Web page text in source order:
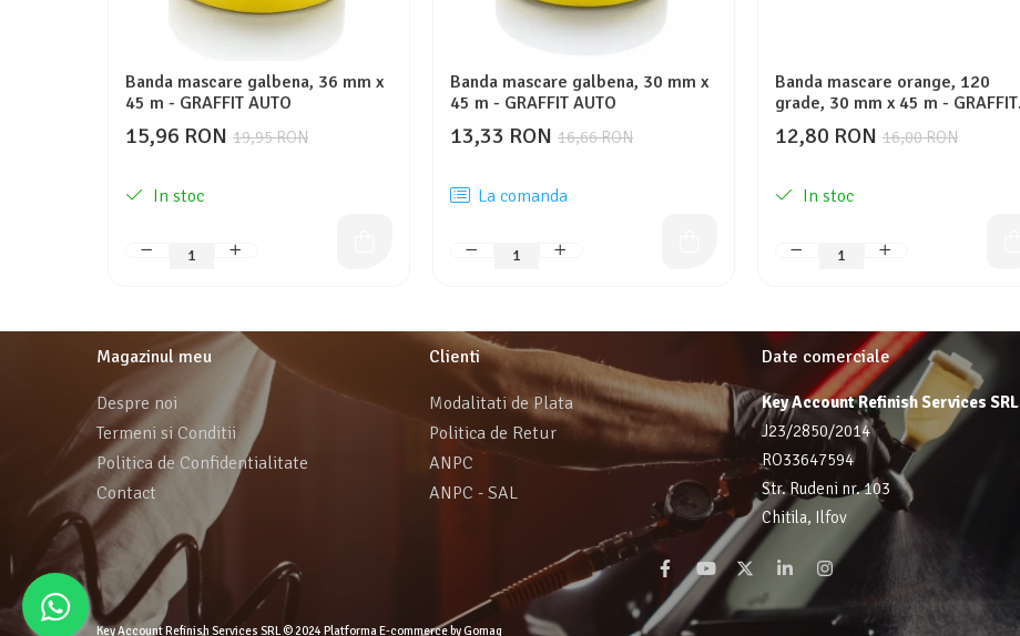
Banda mascare galbena, 36 mm x
45 m - GRAFFIT AUTO
19,95 RON
15,96 RON
In stoc
Banda mascare galbena, 30 mm x
45 m - GRAFFIT AUTO
16,66 RON
13,33 RON
La comanda
Banda mascare orange, 120
grade, 30 mm x 45 m - GRAFFIT
AUTO
16,00 RON
12,80 RON
In stoc
Magazinul meu
Despre noi
Termeni si Conditii
Politica de Confidentialitate
Contact
Clienti
Modalitati de Plata
Politica de Retur
ANPC
ANPC - SAL
Date comerciale
Key Account Refinish Services SRL
J23/2850/2014
RO33647594
Str. Rudeni nr. 103
Chitila, Ilfov
Key Account Refinish Services SRL © 2024 Platforma E-commerce by Gomag